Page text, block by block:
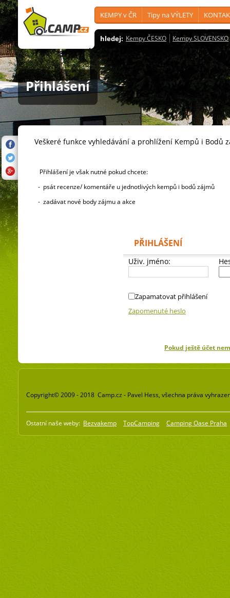
KEMPY v ČR Tipy na VÝLETY
hledej: Kempy ČESKO Kempy SLOVENSKO
Přihlášení
Veškeré funkce vyhledávání a prohlížení Kempů i
Přihlášení je však nutné pokud chcete:
- psát recenze/ komentáře u jednotlivých kempů i bodů zájmů
- zadávat nové body zájmu a akce
PŘIHLÁŠENÍ
Uživ. jméno:
Zapamatovat přihlášení
Zapomenuté heslo
Pokud ještě účet
Copyright© 2009 - 2018 Camp.cz - Pavel Hess, všechna práva
Ostatní naše weby: Bezvakemp TopCamping Camping Oase Praha